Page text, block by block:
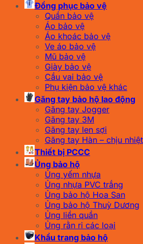
Đồng phục bảo vệ
Quần bảo vệ
Áo bảo vệ
Áo khoác bảo vệ
Ve áo bảo vệ
Mũ bảo vệ
Giày bảo vệ
Cầu vai bảo vệ
Phụ kiện bảo vệ khác
Găng tay bảo hộ lao động
Găng tay Jogger
Găng tay 3M
Găng tay len sợi
Găng tay Hàn – chịu nhiệt
Thiết bị PCCC
Ủng bảo hộ
Ủng yếm nhựa
Ủng nhựa PVC trắng
Ủng bảo hộ Hoa San
Ủng bảo hộ Thuỳ Dương
Ủng liền quần
Ủng rằn ri các loại
Khẩu trang bảo hộ